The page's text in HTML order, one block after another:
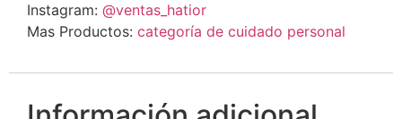
Instagram: @ventas_hatior
Mas Productos: categoría de cuidado personal